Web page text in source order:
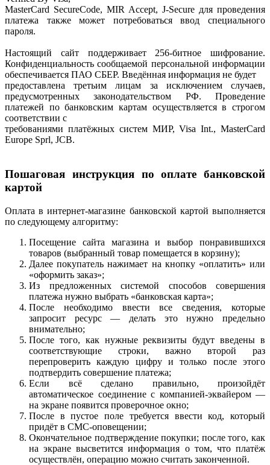
MasterCard SecureCode, MIR Accept, J-Secure для проведения
платежа также может потребоваться ввод специального
пароля.
Настоящий сайт поддерживает 256-битное шифрование.
Конфиденциальность сообщаемой персональной информации
обеспечивается ПАО СБЕР. Введённая информация не будет
предоставлена третьим лицам за исключением случаев,
предусмотренных законодательством РФ. Проведение
платежей по банковским картам осуществляется в строгом
соответствии с
требованиями платёжных систем МИР, Visa Int., MasterCard
Europe Sprl, JCB.
Пошаговая инструкция по оплате банковской
картой
Оплата в интернет-магазине банковской картой выполняется
по следующему алгоритму:
Посещение сайта магазина и выбор понравившихся
товаров (выбранный товар помещается в корзину);
Далее покупатель нажимает на кнопку «оплатить» или
«оформить заказ»;
Из предложенных системой способов совершения
платежа нужно выбрать «банковская карта»;
После необходимо ввести все сведения, которые
запросит ресурс — делать это нужно предельно
внимательно;
После того, как нужные реквизиты будут введены в
соответствующие строки, важно второй раз
перепроверить каждую цифру и только после этого
подтвердить совершение платежа;
Если всё сделано правильно, произойдёт
автоматическое соединение с компанией-эквайером —
на экране появится проверочное окно;
После в пустое поле требуется ввести код, который
придёт в СМС-оповещении;
Окончательное подтверждение покупки; после того, как
на экране высветится информация о том, что платёж
осуществлён, операцию можно считать законченной.